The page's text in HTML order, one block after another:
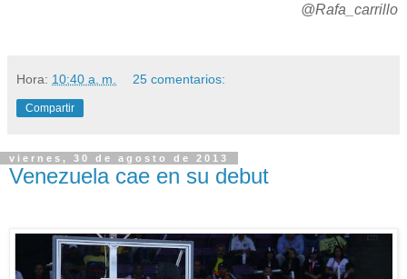
@Rafa_carrillo
Hora: 10:40 a. m. 25 comentarios:
Compartir
viernes, 30 de agosto de 2013
Venezuela cae en su debut